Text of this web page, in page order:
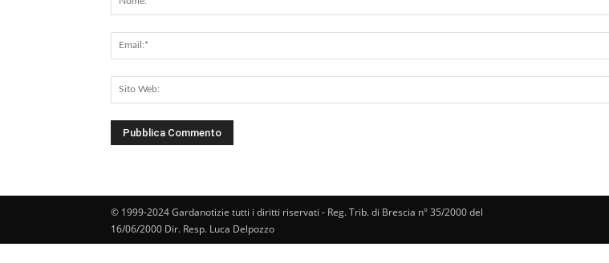
© 1999-2024 Gardanotizie tutti i diritti riservati - Reg. Trib. di Brescia n° 35/2000 del
16/06/2000 Dir. Resp. Luca Delpozzo